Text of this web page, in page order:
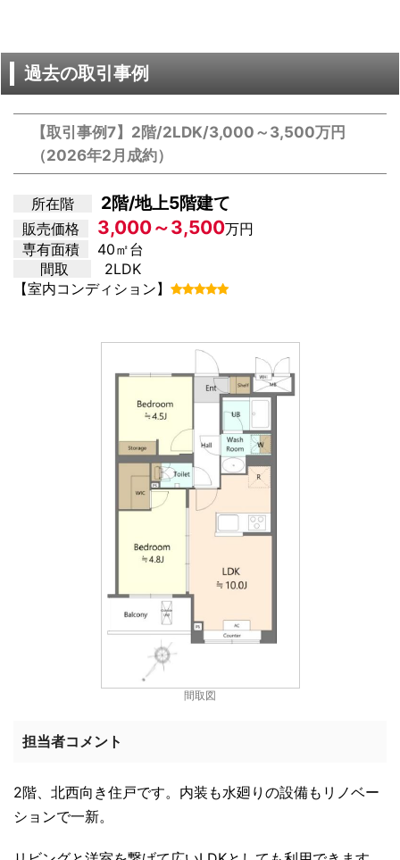
過去の取引事例
【取引事例7】2階/2LDK/3,000～3,500万円
（2026年2月成約）
所在階 2階/地上5階建て
販売価格 3,000～3,500万円
専有面積
40㎡台
間取
2LDK
【室内コンディション】
間取図
担当者コメント
2階、北西向き住戸です。内装も水廻りの設備もリノベー
ションで一新。